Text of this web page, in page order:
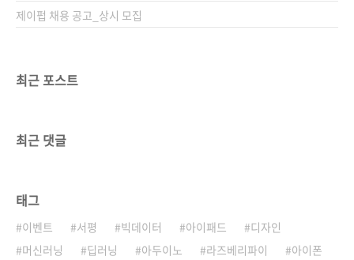
제이펍 채용 공고_상시 모집
최근 포스트
최근 댓글
태그
이벤트 서평 빅데이터 아이패드
디자인
머신러닝
딥러닝 아두이노 라즈베리파이 아이폰